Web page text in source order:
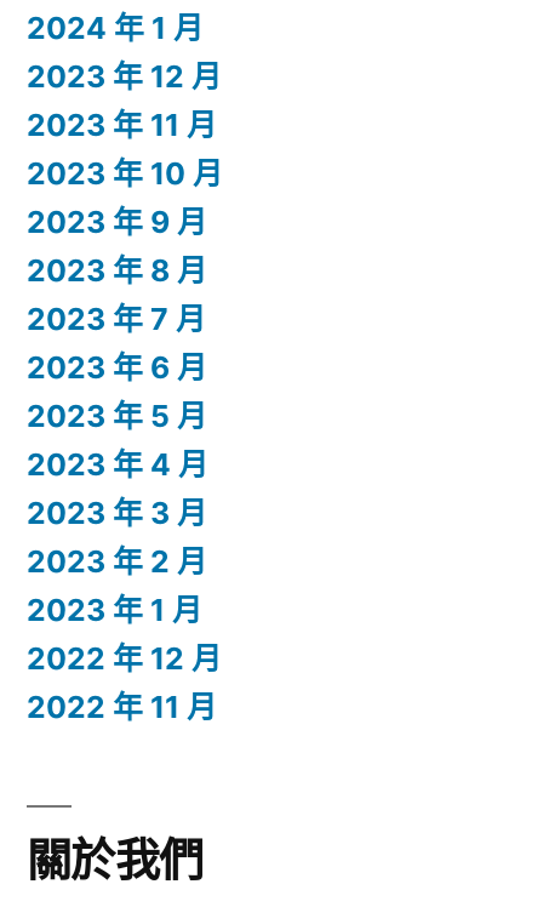
2024 年 1 月
2023 年 12 月
2023 年 11 月
2023 年 10 月
2023 年 9 月
2023 年 8 月
2023 年 7 月
2023 年 6 月
2023 年 5 月
2023 年 4 月
2023 年 3 月
2023 年 2 月
2023 年 1 月
2022 年 12 月
2022 年 11 月
關於我們